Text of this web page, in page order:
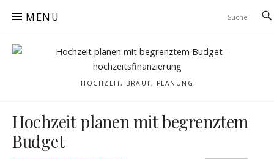
MENU
HOCHZEIT, BRAUT, PLANUNG
Hochzeit planen mit begrenztem
Budget